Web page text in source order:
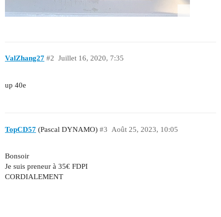
ValZhang27 Juillet 16, 2020, 7:35
#2
up 40e
TopCD57 (Pascal DYNAMO) Août 25, 2023, 10:05
#3
Bonsoir
Je suis preneur à 35€ FDPI
CORDIALEMENT